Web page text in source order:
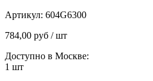
Артикул: 604G6300
784,00 руб / шт
Доступно в Москве:
1 шт